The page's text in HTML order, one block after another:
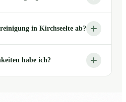
in Kirchseelte ab?
habe ich?